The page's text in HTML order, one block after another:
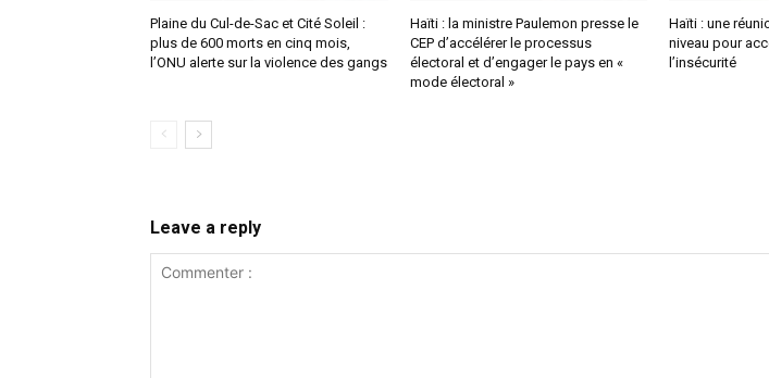
Plaine du Cul-de-Sac et Cité Soleil :
plus de 600 morts en cinq mois,
l’ONU alerte sur la violence des gangs
Haïti : la ministre Paulemon presse le
CEP d’accélérer le processus
électoral et d’engager le pays en «
mode électoral »
Haïti : une
niveau pour
l’insécurité
Leave a reply